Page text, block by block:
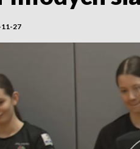
27